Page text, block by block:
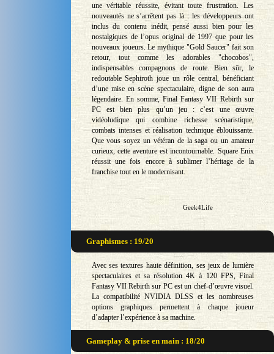
une véritable réussite, évitant toute frustration. Les
nouveautés ne s’arrêtent pas là : les développeurs ont
inclus du contenu inédit, pensé aussi bien pour les
nostalgiques de l’opus original de 1997 que pour les
nouveaux joueurs. Le mythique "Gold Saucer" fait son
retour, tout comme les adorables "chocobos",
indispensables compagnons de route. Bien sûr, le
redoutable Sephiroth joue un rôle central, bénéficiant
d’une mise en scène spectaculaire, digne de son aura
légendaire. En somme, Final Fantasy VII Rebirth sur
PC est bien plus qu’un jeu : c’est une œuvre
vidéoludique qui combine richesse scénaristique,
combats intenses et réalisation technique éblouissante.
Que vous soyez un vétéran de la saga ou un amateur
curieux, cette aventure est incontournable. Square Enix
réussit une fois encore à sublimer l’héritage de la
franchise tout en le modernisant.
Geek4Life
Graphismes : 19/20
Avec ses textures haute définition, ses jeux de lumière
spectaculaires et sa résolution 4K à 120 FPS, Final
Fantasy VII Rebirth sur PC est un chef-d’œuvre visuel.
La compatibilité NVIDIA DLSS et les nombreuses
options graphiques permettent à chaque joueur
d’adapter l’expérience à sa machine.
Gameplay & prise en main : 18/20